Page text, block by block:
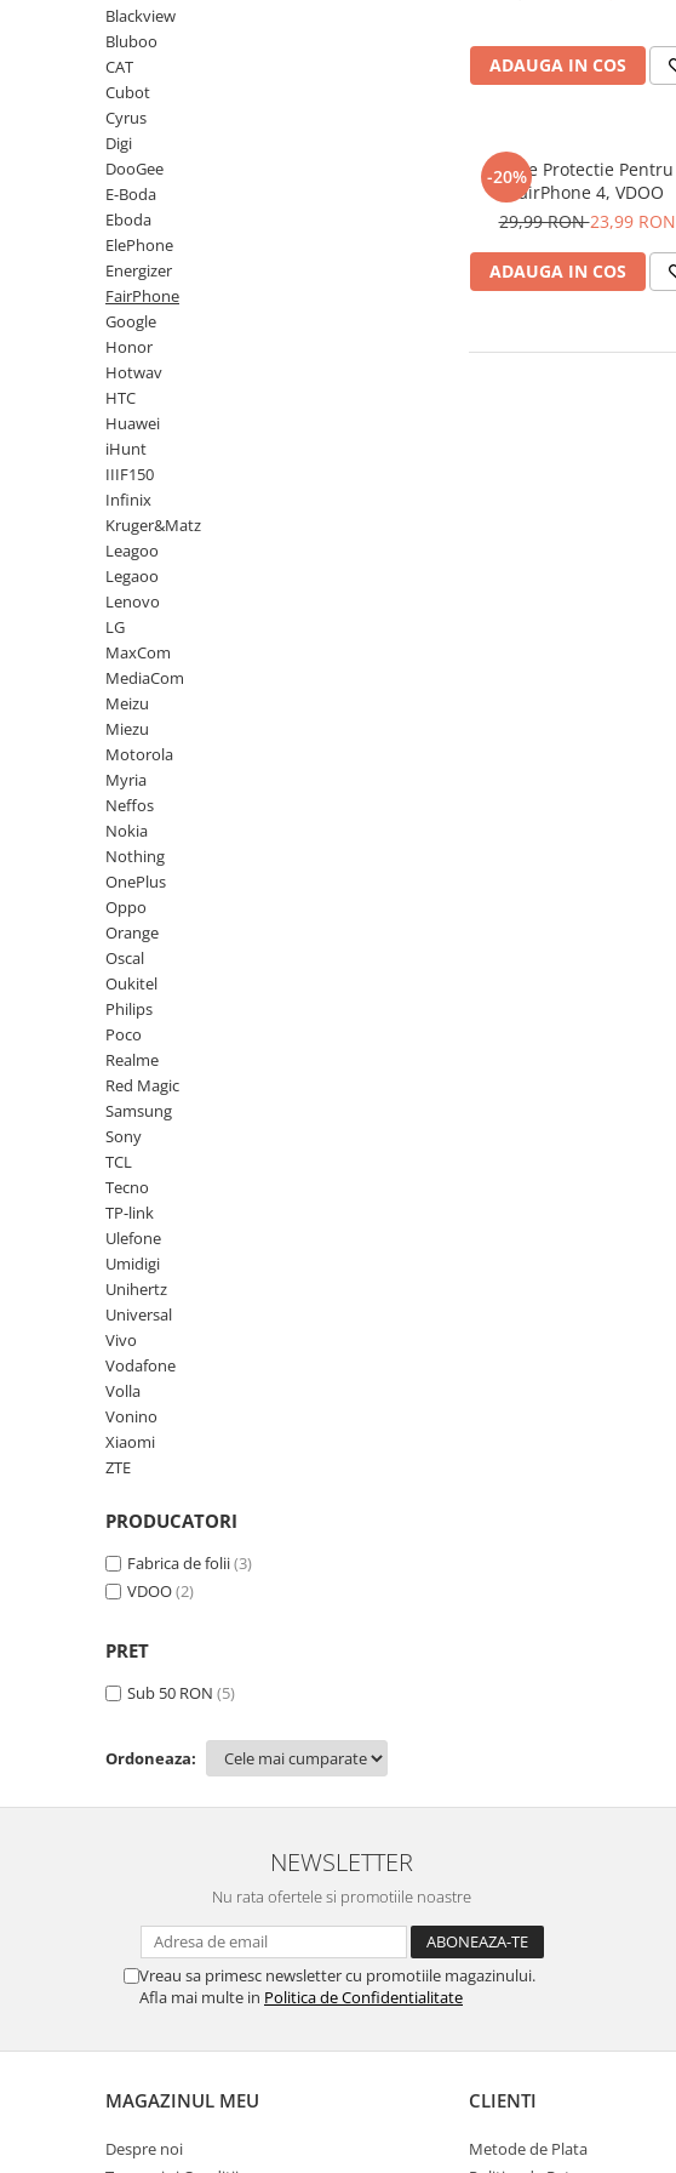
Blackview
Bluboo
CAT
Cubot
Cyrus
Digi
DooGee
E-Boda
Eboda
ElePhone
Energizer
FairPhone
Google
Honor
Hotwav
HTC
Huawei
iHunt
IIIF150
Infinix
Kruger&Matz
Leagoo
Legaoo
Lenovo
LG
MaxCom
MediaCom
Meizu
Miezu
Motorola
Myria
Neffos
Nokia
Nothing
OnePlus
Oppo
Orange
Oscal
Oukitel
Philips
Poco
Realme
Red Magic
Samsung
Sony
TCL
Tecno
TP-link
Ulefone
Umidigi
Unihertz
Universal
Vivo
Vodafone
Volla
Vonino
Xiaomi
ZTE
PRODUCATORI
Fabrica de folii(3)
VDOO(2)
PRET
Sub 50 RON (5)
Ordoneaza:
ADAUGA IN COS
-20%
Folie Protectie Pentru
FairPhone 4, VDOO
29,99 RON23,99 RON
ADAUGA IN COS
NEWSLETTER
Nu rata ofertele si promotiile noastre
Vreau sa primesc newsletter cu promotiile magazinului.
Afla mai multe in Politica de Confidentialitate
MAGAZINUL MEU
Despre noi
CLIENTI
Metode de Plata